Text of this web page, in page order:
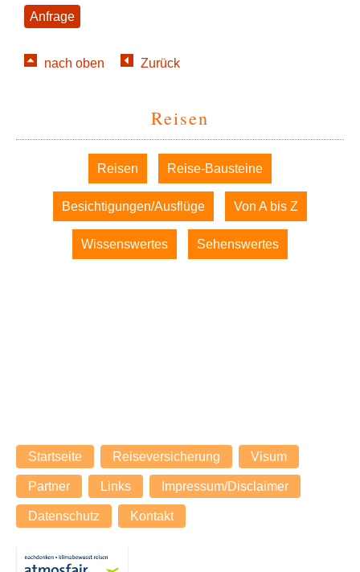
Anfrage
nach oben Zurück
Reisen
Navigation
überspringen
Reisen Reise-Bausteine
Besichtigungen/Ausflüge Von A bis Z
Wissenswertes Sehenswertes
Navigation
überspringen
Startseite Reiseversicherung Visum
Partner Links Impressum/Disclaimer
Datenschutz Kontakt